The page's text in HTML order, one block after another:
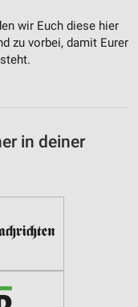
wir Euch diese hier
zu vorbei, damit Eurer
in deiner